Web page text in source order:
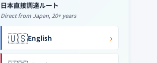
日本直接調達ルート
Direct from Japan, 20+ years
🇺🇸English ›